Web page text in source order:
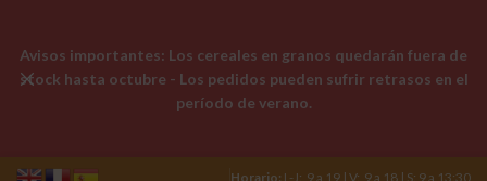
Horario: L-J: 9 a 19 | V: 9 a 18 | S: 9 a 13:30
Avisos importantes: Los cereales en granos quedarán fuera de
stock hasta octubre - Los pedidos pueden sufrir retrasos en el
período de verano.